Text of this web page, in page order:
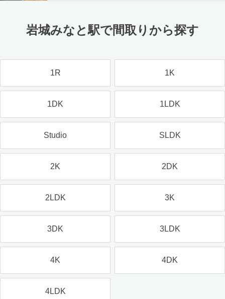
岩城みなと駅で間取りから探す
1R 1K
1DK 1LDK
Studio SLDK
2K 2DK
2LDK 3K
3DK 3LDK
4K 4DK
4LDK